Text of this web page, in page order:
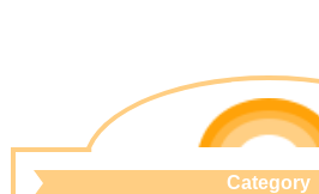
Category